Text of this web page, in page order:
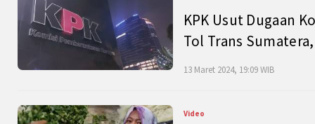
KPK Usut Dugaan
Tol Trans
13 Maret 2024, 19:09 WIB
Video